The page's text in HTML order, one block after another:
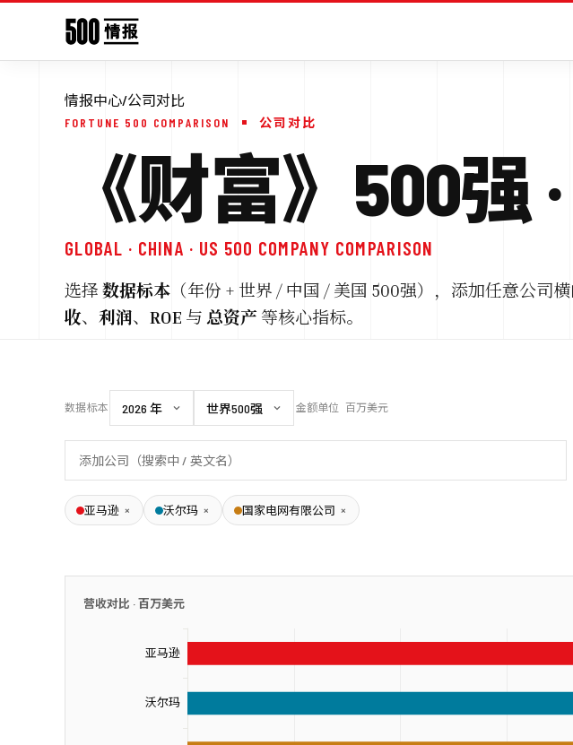
情报中心/公司对比
FORTUNE 500 COMPARISON 公司对比
《财富》500强
GLOBAL · CHINA · US 500 COMPANY COMPARISON
选择 数据标本 （年份 + 世界 / 中国 / 美国 500强），添加任意公司
收、 利润、 ROE 与 总资产 等核心指标。
数据标本 金额单位 百万美元
亚马逊 × 沃尔玛 × 国家电网有限公司 ×
营收对比 ·百万美元